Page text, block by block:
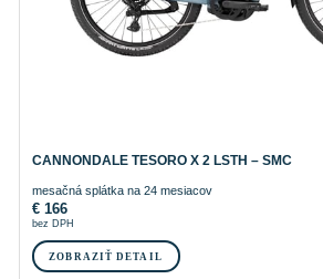
CANNONDALE TESORO X 2 LSTH – SMC
mesačná splátka na 24 mesiacov
€166
bez DPH
ZOBRAZIŤ DETAIL